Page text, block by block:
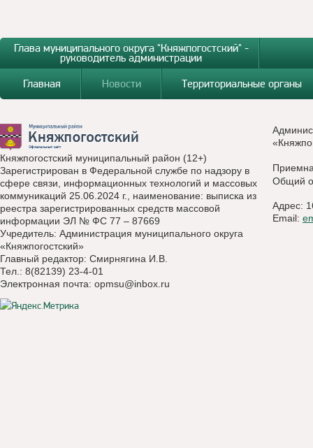
Глава муниципального округа "Княжпогостский" -
руководитель администрации
Главная
Новости Территориальные органы
Княжпогостский муниципальный район (12+)
Зарегистрирован в Федеральной службе по надзору в
сфере связи, информационных технологий и массовых
коммуникаций 25.06.2024 г., наименование: выписка из
реестра зарегистрированных средств массовой
информации ЭЛ № ФС 77 – 87669
Учредитель: Администрация муниципального округа
«Княжпогостский»
Главный редактор: Смирнягина И.В.
Тел.: 8(82139) 23-4-01
Электронная почта: opmsu@inbox.ru
Общий
Адрес:
Email: